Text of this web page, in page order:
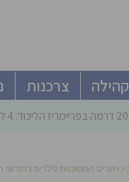
קהילה צרכנות
דרמה בפריימריז הליכוד: 4 לודאים יתמודדו על המקום בכנסת הבאה